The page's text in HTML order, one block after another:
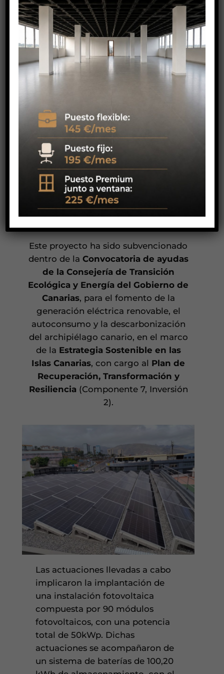
или выбирают наши коворкинг-
пространства для работы.
Compromiso con la
Sostenibilidad
На сайтеХранилища CC
avanzando hacia un modelo de
empresa más eficiente, responsable y
sostenible. Por ello, hemos llevado a
cabo un proyecto deinstalación
fotovoltaica para autoconsumo
destinado a mejorar nuestra eficiencia
energética y reducir el impacto
ambiental de nuestra actividad diaria.
Este proyecto ha sido subvencionado
dentro de la Convocatoria de ayudas
de la Consejería de Transición
Ecológica y Energía del Gobierno de
Canarias, para el fomento de la
generación eléctrica renovable, el
autoconsumo y la descarbonización
del archipiélago canario, en el marco
de la Estrategia Sostenible en las
Islas Canarias, con cargo al Plan de
Recuperación, Transformación y
Resiliencia (Componente 7, Inversión
2).
Las actuaciones llevadas a cabo
implicaron la implantación de
una instalación fotovoltaica
compuesta por 90 módulos
fotovoltaicos, con una potencia
total de 50kWp. Dichas
actuaciones se acompañaron de
un sistema de baterías de 100,20